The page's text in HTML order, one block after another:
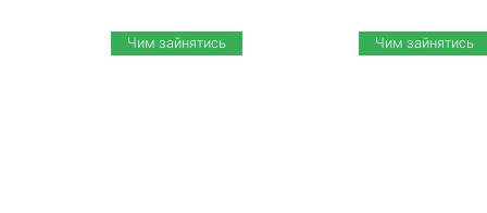
Чим зайнятись Чим зайнятись